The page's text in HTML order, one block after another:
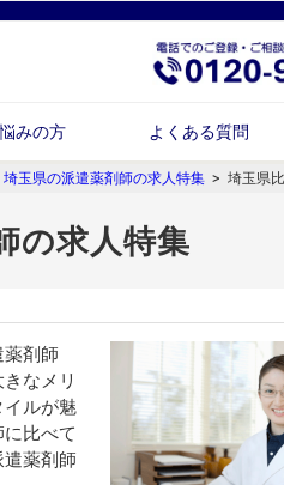
みの方 よくある質問
埼玉県の派遣薬剤師の求人特集 > 埼玉県
の求人特集
剤師
なメリ
イルが魅
比べて
薬剤師